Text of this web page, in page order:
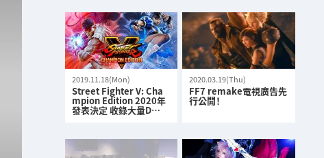
2019.11.18(Mon)
Street Fighter V: Cha
mpion Edition 2020年
發表決定 收錄大量D…
2020.03.19(Thu)
FF7 remake電視廣告先
行公開！